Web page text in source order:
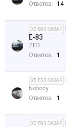
Ответов:
14
X3 E83 БАЗАР
Е-83
ZED
Ответов:
1
X5 E53 БАЗАР
Nobody
Ответов:
1
X3 E83 БАЗАР